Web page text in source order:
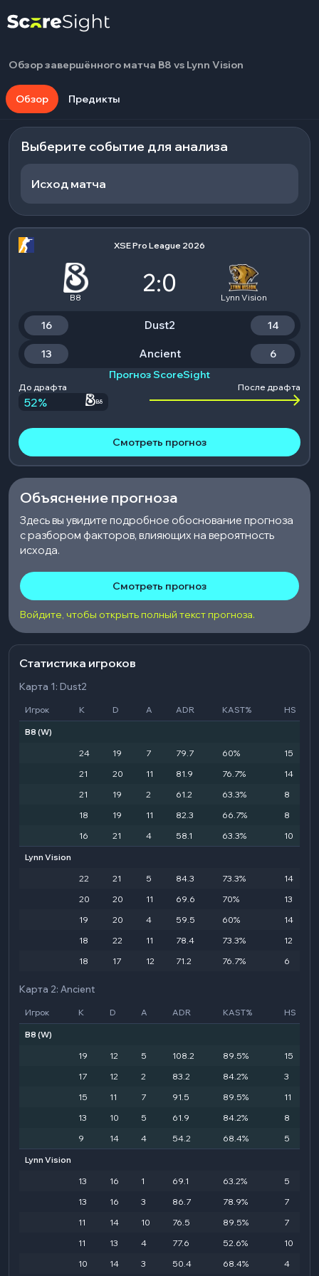
Обзор завершённого матча B8 vs Lynn Vision
Обзор Предикты
Выберите событие для анализа
Исход матча
XSE Pro League 2026
B8
2:0
Lynn Vision
16 Dust2 14
13 Ancient
6
Прогноз ScoreSight
До драфта После драфта
52% B8
Смотреть прогноз
Объяснение прогноза
Здесь вы увидите подробное обоснование прогноза
с разбором факторов, влияющих на вероятность
исхода.
Смотреть прогноз
Войдите, чтобы открыть полный текст прогноза.
Статистика игроков
Карта 1: Dust2
Игрок K D A ADR KAST% HS
B8 (W)
24
19 7 79.7 60%
15
21
20 11 81.9 76.7%
14
21
19 2 61.2 63.3%
8
18
19 11 82.3 66.7%
8
16
21 4 58.1 63.3%
10
Lynn Vision
22
21 5 84.3 73.3%
14
20
20 11 69.6 70%
13
19
20 4 59.5 60%
14
18
22 11 78.4 73.3%
12
18
17 12 71.2 76.7% 6
Карта 2: Ancient
Игрок K D A ADR KAST% HS
B8 (W)
19
12 5 108.2 89.5%
15
17
12 2 83.2 84.2%
3
15
11 7 91.5 89.5%
11
13
10 5 61.9 84.2%
8
9
14 4 54.2 68.4%
5
Lynn Vision
13
16 1 69.1 63.2%
5
13
16 3 86.7 78.9%
7
11
14 10 76.5 89.5%
7
11
13 4 77.6 52.6%
10
10
14 3 50.4 68.4% 4